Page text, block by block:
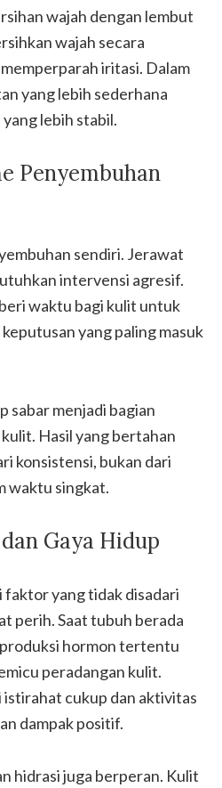
wajah dengan lembut
wajah secara
iritasi. Dalam
yang lebih sederhana
lebih stabil.
Penyembuhan
sendiri. Jerawat
intervensi agresif.
waktu bagi kulit untuk
yang paling masuk
sabar menjadi bagian
Hasil yang bertahan
konsistensi, bukan dari
waktu singkat.
Gaya Hidup
faktor yang tidak disadari
perih. Saat tubuh berada
hormon tertentu
peradangan kulit.
cukup dan aktivitas
dampak positif.
hidrasi juga berperan. Kulit